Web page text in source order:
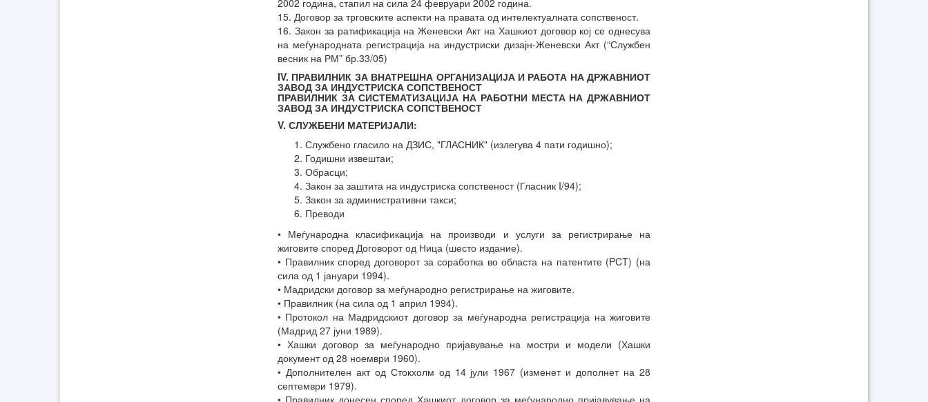
2002 година, стапил на сила 24 февруари 2002 година.
15. Договор за трговските аспекти на правата од интелектуалната сопственост.
16. Закон за ратификација на Женевски Акт на Хашкиот договор кој се однесува
на меѓународната регистрација на индустриски дизајн-Женевски Акт (“Службен
весник на РМ” бр.33/05)
IV. ПРАВИЛНИК ЗА ВНАТРЕШНА ОРГАНИЗАЦИЈА И РАБОТА НА ДРЖАВНИОТ
ЗАВОД ЗА ИНДУСТРИСКА СОПСТВЕНОСТ
ПРАВИЛНИК ЗА СИСТЕМАТИЗАЦИЈА НА РАБОТНИ МЕСТА НА ДРЖАВНИОТ
ЗАВОД ЗА ИНДУСТРИСКА СОПСТВЕНОСТ
V. СЛУЖБЕНИ МАТЕРИЈАЛИ:
Службено гласило на ДЗИС, "ГЛАСНИК" (излегува 4 пати годишно);
Годишни извештаи;
Обрасци;
Закон за заштита на индустриска сопственост (Гласник I/94);
Закон за административни такси;
Преводи
• Меѓународна класификација на производи и услуги за регистрирање на
жиговите според Договорот од Ница (шесто издание).
• Правилник според договорот за соработка во областа на патентите (PCT) (на
сила од 1 јануари 1994).
• Мадридски договор за меѓународно регистрирање на жиговите.
• Правилник (на сила од 1 април 1994).
• Протокол на Мадридскиот договор за меѓународна регистрација на жиговите
(Мадрид 27 јуни 1989).
• Хашки договор за меѓународно пријавување на мостри и модели (Хашки
документ од 28 ноември 1960).
• Дополнителен акт од Стокхолм од 14 јули 1967 (изменет и дополнет на 28
септември 1979).
• Правилник донесен според Хашкиот договор за меѓународно пријавување на